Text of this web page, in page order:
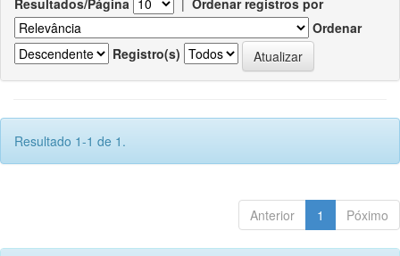
Ordenar
Registro(s)
Resultado 1-1 de 1.
Anterior 1 Póximo